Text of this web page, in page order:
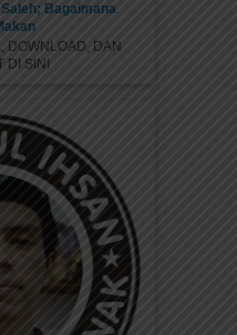
Bagaimana
DOWNLOAD, DAN
DI SINI